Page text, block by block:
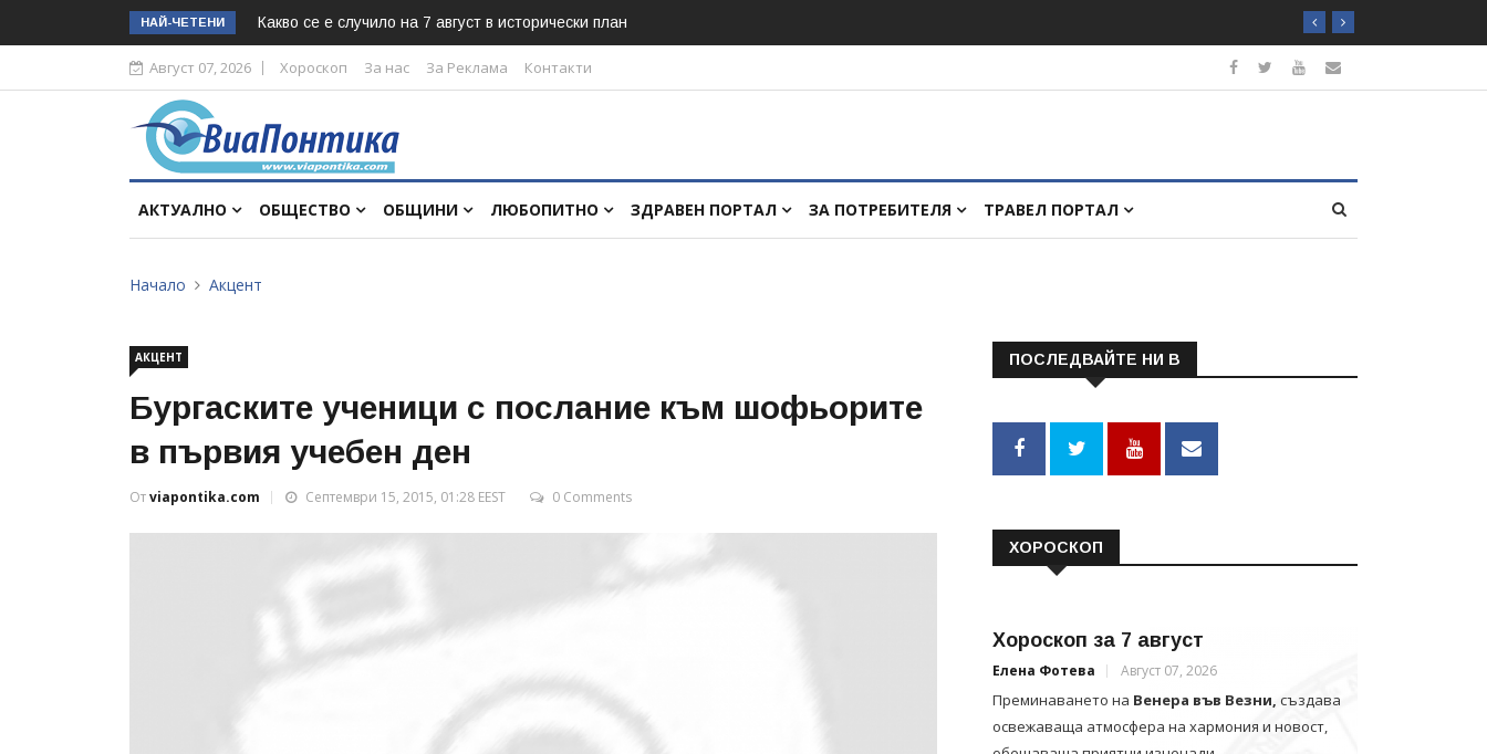
НАЙ-ЧЕТЕНИ Какво се е случило на 7 август в исторически план
Август 07, 2026 Хороскоп За нас За Реклама Контакти
АКТУАЛНО ОБЩЕСТВО ОБЩИНИ ЛЮБОПИТНО ЗДРАВЕН ПОРТАЛ ЗА ПОТРЕБИТЕЛЯ ТРАВЕЛ ПОРТАЛ
Начало Акцент
АКЦЕНТ
Бургаските ученици с послание към шофьорите
в първия учебен ден
Отviapontika.com Септември 15, 2015, 01:28 EEST 0 Comments
ПОСЛЕДВАЙТЕ НИ В
ХОРОСКОП
Хороскоп за 7 август
Елена Фотева Август 07, 2026
Преминаването на Венера във Везни, създава
освежаваща атмосфера на хармония и новост,